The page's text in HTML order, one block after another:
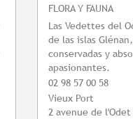
FLORA Y FAUNA
Las Vedettes del
de las islas
conservadas y
apasionantes.
02 98 57 00 58
Vieux Port
2 avenue de l'Odet